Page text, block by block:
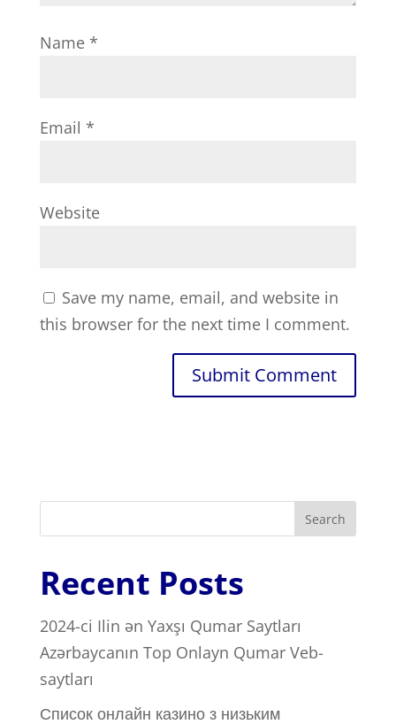
Name *
Email *
Website
Save my name, email, and website in
this browser for the next time I comment.
Search
Recent Posts
2024-ci Ilin ən Yaxşı Qumar Saytları ️
Azərbaycanın Top Onlayn Qumar Veb-
saytları
Список онлайн казино з низьким